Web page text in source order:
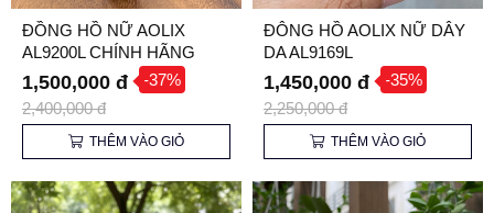
ĐỒNG HỒ NỮ AOLIX
AL9200L CHÍNH HÃNG
1,500,000 đ -37%
2,400,000 đ
THÊM VÀO GIỎ
ĐÔNG HỒ AOLIX NỮ DÂY
DA AL9169L
1,450,000 đ -35%
2,250,000 đ
THÊM VÀO GIỎ